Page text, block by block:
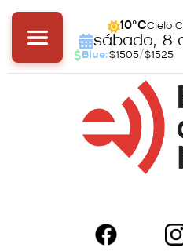
10°CCielo
sábado, 8
Blue:$1505/$1525